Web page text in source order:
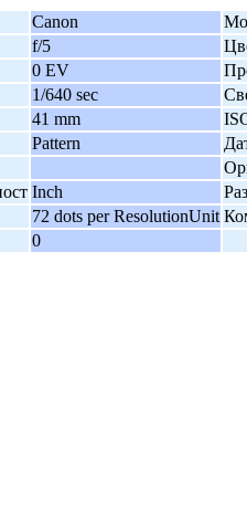
Canon
f/5
0 EV
1/640 sec
41 mm
Pattern
Inch
72 dots per ResolutionUnit
0